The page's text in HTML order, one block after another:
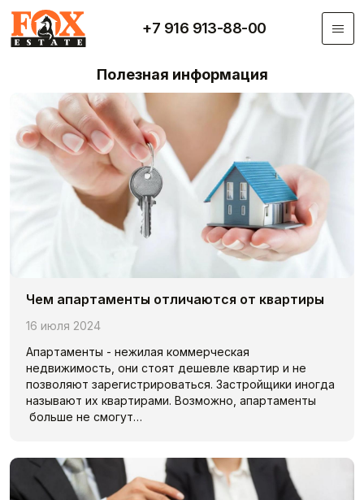
Перейти к основному содержанию
+7 916 913-88-00
Полезная информация
Чем апaртаменты отличаются от квартиры
16 июля 2024
Апартаменты - нежилая коммерческая
недвижимость, они стоят дешевле квартир и не
позволяют зарегистрироваться. Застройщики иногда
называют их квартирами. Возможно, апартаменты
больше не смогут…